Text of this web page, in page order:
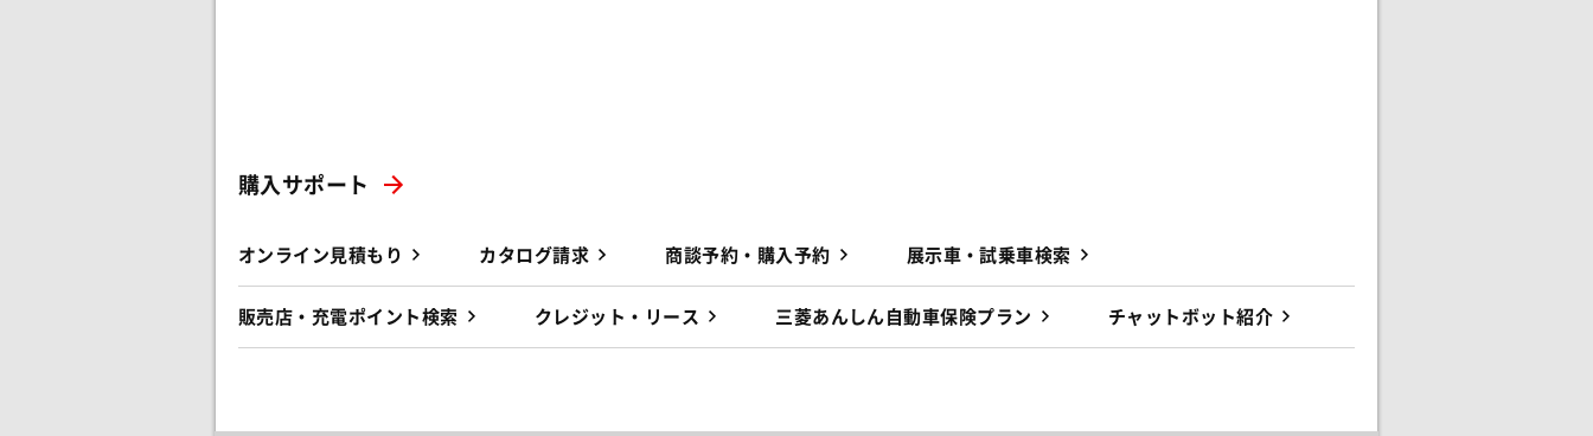
購入サポート
オンライン見積もり カタログ請求 商談予約・購入予約 展示車・試乗車検索
販売店・充電ポイント検索 クレジット・リース 三菱あんしん自動車保険プラン チャットボット紹介